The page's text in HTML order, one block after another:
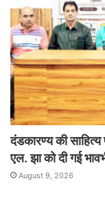
दंडकारण्य की
एल. झा को दी गई
August 9, 2026